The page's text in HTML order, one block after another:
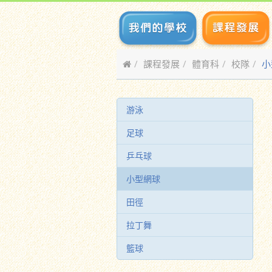
課程發展 體育科 校隊
游泳
足球
乒乓球
小型網球
田徑
拉丁舞
籃球